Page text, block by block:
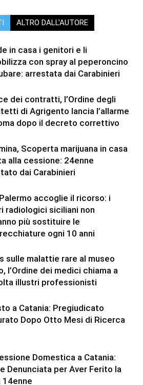
ALTRO DALL'AUTORE
in casa i genitori e li
con spray al peperoncino
arrestata dai Carabinieri
dei contratti, l’Ordine degli
di Agrigento lancia l’allarme
dopo il decreto correttivo
Scoperta marijuana in casa
alla cessione: 24enne
dai Carabinieri
accoglie il ricorso: i
radiologici siciliani non
più sostituire le
ogni 10 anni
sulle malattie rare al museo
l’Ordine dei medici chiama a
illustri professionisti
a Catania: Pregiudicato
Dopo Otto Mesi di Ricerca
Domestica a Catania:
Denunciata per Aver Ferito la
14enne